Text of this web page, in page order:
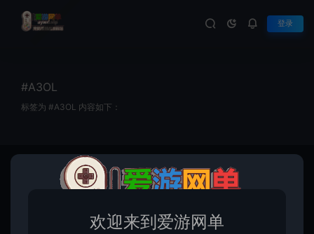
登录
#A3OL
标签为 #A3OL 内容如下：
Tag Archives: A3OL
欢迎来到爱游网单